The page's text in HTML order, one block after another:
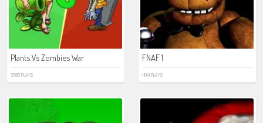
Plants Vs Zombies War
3580 PLAYS
FNAF 1
11041 PLAYS